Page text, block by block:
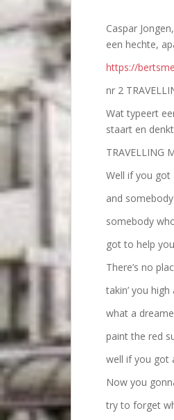
t
e
Caspar
een hechte,
https://
nr 2
Wat typeert
staart en
TRAVELLING
Well if you got
and
somebody
got to help
There’s no
takin’ you
what a
paint the red
well if you got
Now you
try to forget